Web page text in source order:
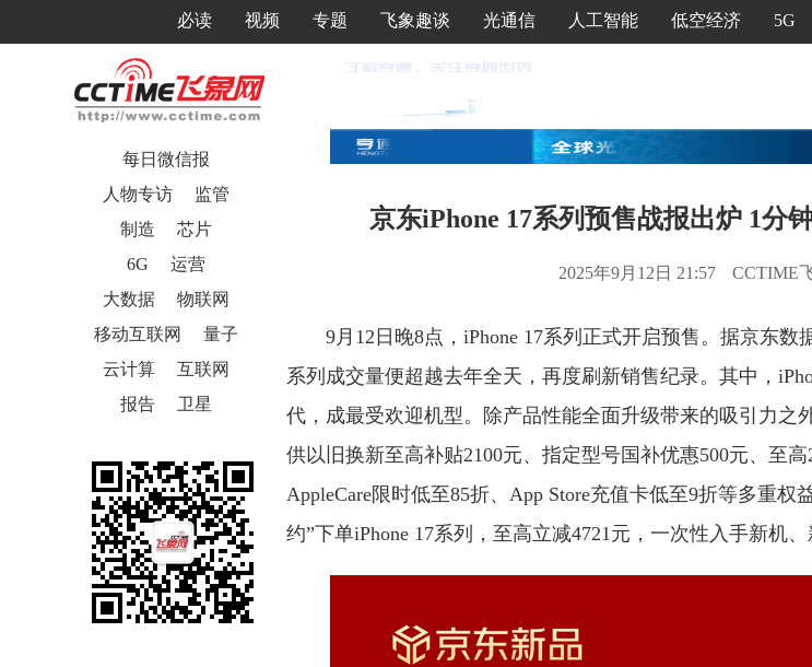
必读 视频 专题 飞象趣谈 光通信 人工智能 低空经济 5G
每日微信报
人物专访
监管
制造
芯片
6G
运营
大数据
物联网
移动互联网
量子
云计算
互联网
报告
卫星
京东iPhone 17系列预售战报出炉 1分
2025年9月12日 21:57 CCTIME
9月12日晚8点，iPhone 17系列正式开启预售。据京东数
系列成交量便超越去年全天，再度刷新销售纪录。其中，
代，成最受欢迎机型。除产品性能全面升级带来的吸引力之
供以旧换新至高补贴2100元、指定型号国补优惠500元、至高
AppleCare限时低至85折、App Store充值卡低至9折等多重权
约”下单iPhone 17系列，至高立减4721元，一次性入手新机、